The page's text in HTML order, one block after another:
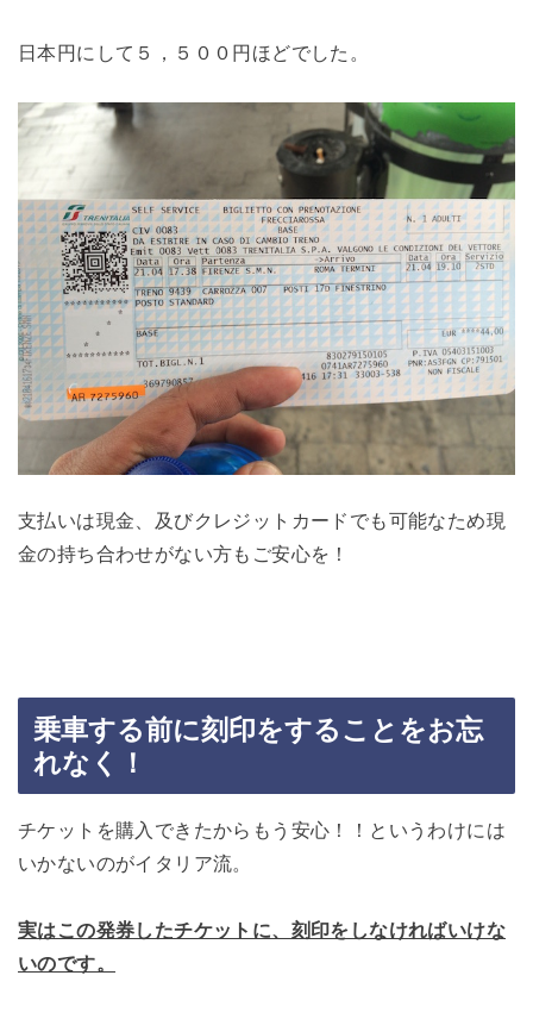
日本円にして５，５００円ほどでした。
支払いは現金、及びクレジットカードでも可能なため現
金の持ち合わせがない方もご安心を！
乗車する前に刻印をすることをお忘
れなく！
チケットを購入できたからもう安心！！というわけには
いかないのがイタリア流。
実はこの発券したチケットに、刻印をしなければいけな
いのです。